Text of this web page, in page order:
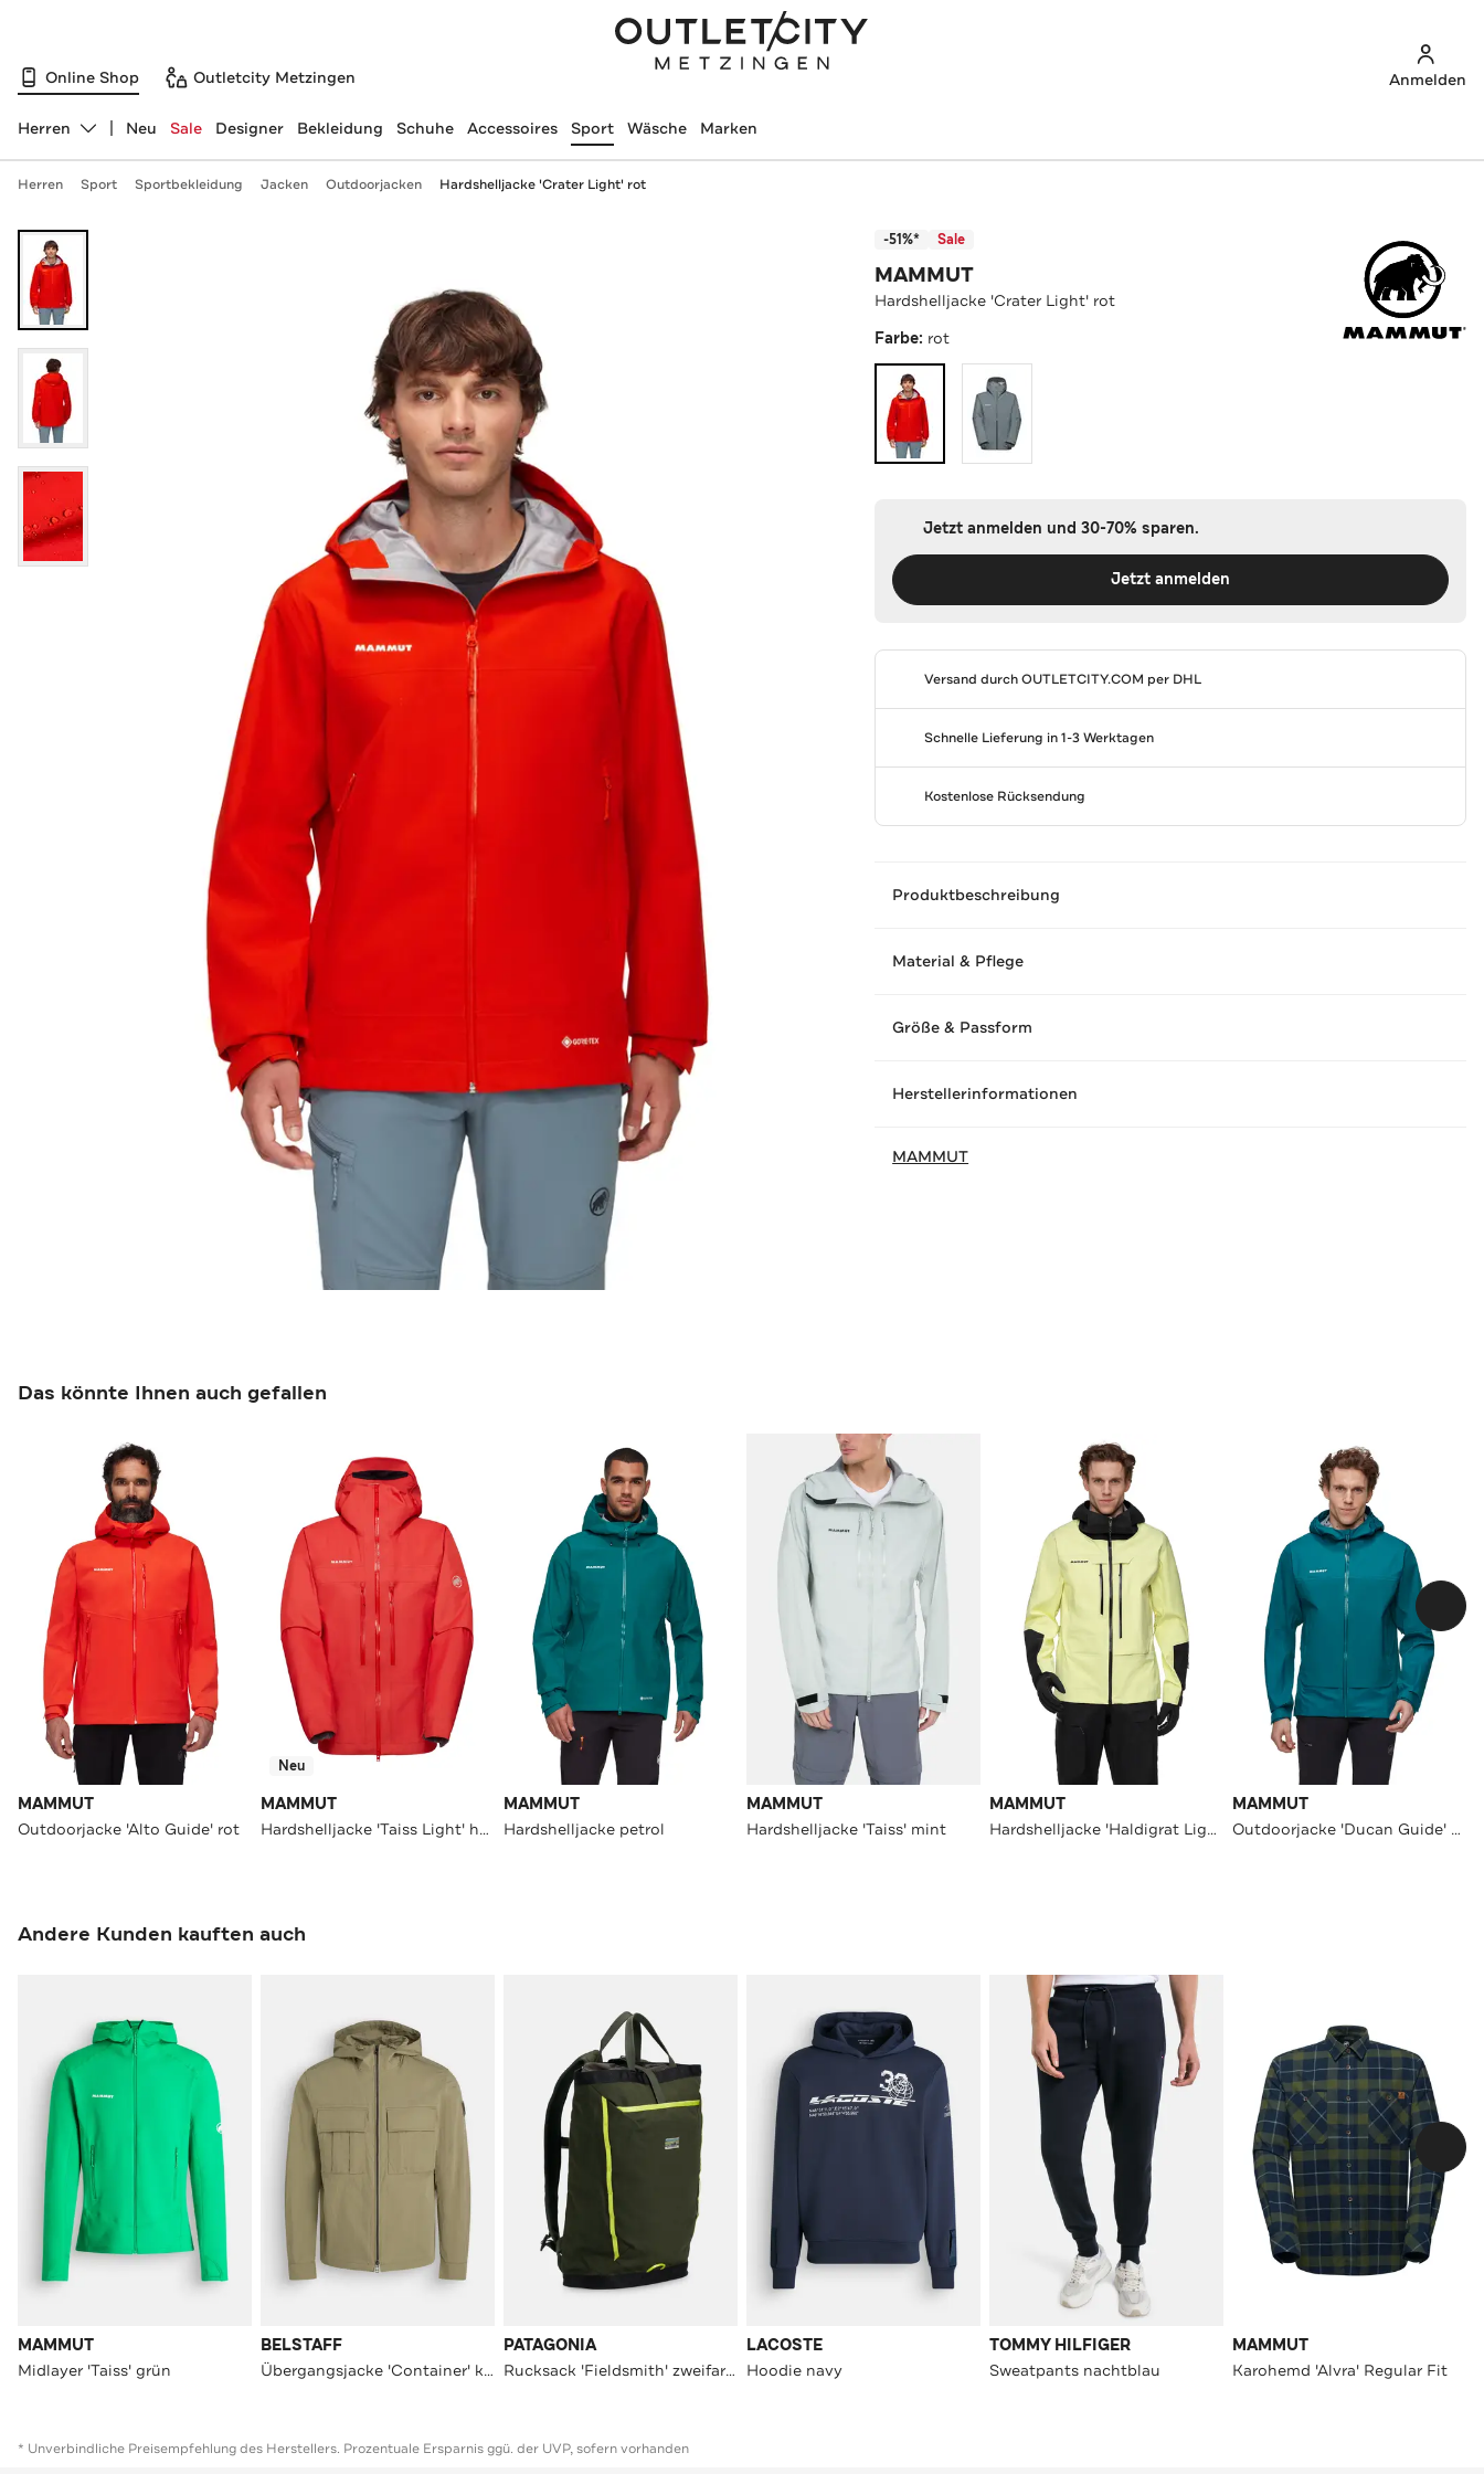
Online Shop Outletcity Metzingen Anmelden
Abteilung ändern, ausgewählt:
Herren Neu Sale Designer Bekleidung Schuhe Accessoires Sport Wäsche Marken
Herren Sport Sportbekleidung Jacken Outdoorjacken Hardshelljacke 'Crater Light' rot
-51%* Sale
MAMMUT
Hardshelljacke 'Crater Light' rot
Farbe: rot
Jetzt anmelden und 30-70% sparen.
Jetzt anmelden
Versand durchOUTLETCITY.COM per DHL
Schnelle Lieferung in 1-3 Werktagen
Kostenlose Rücksendung
Produktbeschreibung
Material & Pflege
Größe & Passform
Herstellerinformationen
MAMMUT
Das könnte Ihnen auch gefallen
MAMMUT
Outdoorjacke 'Alto Guide' rot
Neu
MAMMUT
Hardshelljacke 'Taiss Light' hellrot
MAMMUT
Hardshelljacke petrol
MAMMUT
Hardshelljacke 'Taiss' mint
MAMMUT
Hardshelljacke 'Haldigrat Light' zweifarbig
MAMMUT
Outdoorjacke 'Ducan Guide' petrol
Andere Kunden kauften auch
MAMMUT
Midlayer 'Taiss' grün
BELSTAFF
Übergangsjacke 'Container' khaki
PATAGONIA
Rucksack 'Fieldsmith' zweifarbig
LACOSTE
Hoodie navy
TOMMY HILFIGER
Sweatpants nachtblau
MAMMUT
Karohemd 'Alvra' Regular Fit
* Unverbindliche Preisempfehlung des Herstellers. Prozentuale Ersparnis ggü. der UVP, sofern vorhanden